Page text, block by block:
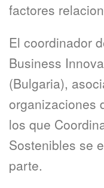
factores
El coordinador
Business
(Bulgaria),
organizaciones
los que
Sostenibles se
parte.